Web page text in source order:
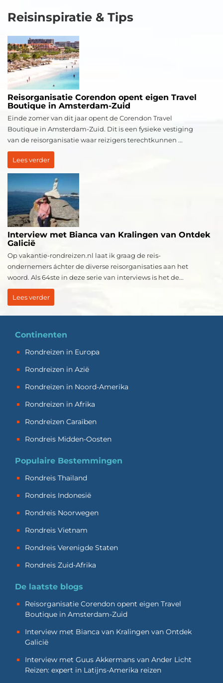
Reisinspiratie & Tips
Reisorganisatie Corendon opent eigen Travel
Boutique in Amsterdam-Zuid
Einde zomer van dit jaar opent de Corendon Travel
Boutique in Amsterdam-Zuid. Dit is een fysieke vestiging
van de reisorganisatie waar reizigers terechtkunnen ...
Lees verder
Interview met Bianca van Kralingen van Ontdek
Galicië
Op vakantie-rondreizen.nl laat ik graag de reis-
ondernemers áchter de diverse reisorganisaties aan het
woord. Als 64ste in deze serie van interviews is het de...
Lees verder
Continenten
Rondreizen in Europa
Rondreizen in Azië
Rondreizen in Noord-Amerika
Rondreizen in Afrika
Rondreizen Caraïben
Rondreis Midden-Oosten
Populaire Bestemmingen
Rondreis Thailand
Rondreis Indonesië
Rondreis Noorwegen
Rondreis Vietnam
Rondreis Verenigde Staten
Rondreis Zuid-Afrika
De laatste blogs
Reisorganisatie Corendon opent eigen Travel
Boutique in Amsterdam-Zuid
Interview met Bianca van Kralingen van Ontdek
Galicië
Interview met Guus Akkermans van Ander Licht
Reizen: expert in Latijns-Amerika reizen